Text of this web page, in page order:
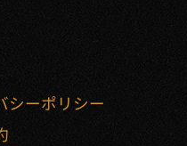
シーポリシー